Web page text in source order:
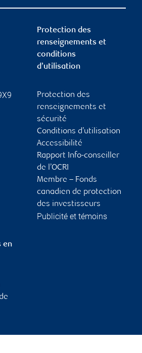
Protection des
renseignements et
conditions
d’utilisation
Protection des
renseignements et
sécurité
Conditions d’utilisation
Accessibilité
Rapport Info-conseiller
de l’OCRI
Membre – Fonds
canadien de protection
des investisseurs
Publicité et témoins
en